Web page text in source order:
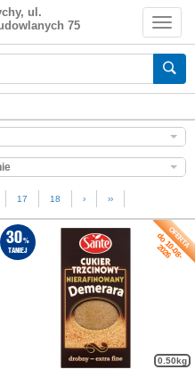
domu
ul.
75
17 18 › ››
0.50kg
do 10-08-
2026
30%
TANIEJ